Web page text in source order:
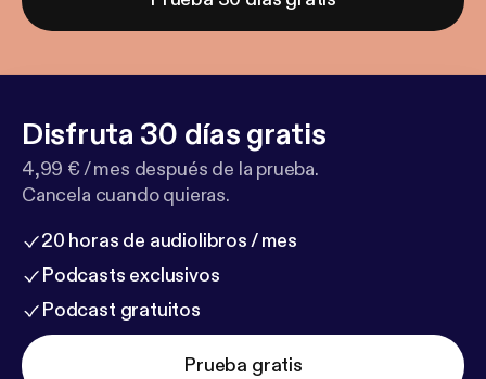
Disfruta 30 días gratis
4,99 € / mes después de la prueba.
Cancela cuando quieras.
20 horas de audiolibros / mes
Podcasts exclusivos
Podcast gratuitos
Prueba gratis